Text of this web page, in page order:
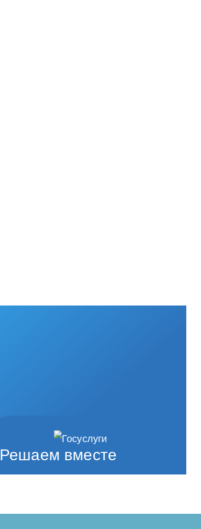
Решаем вместе